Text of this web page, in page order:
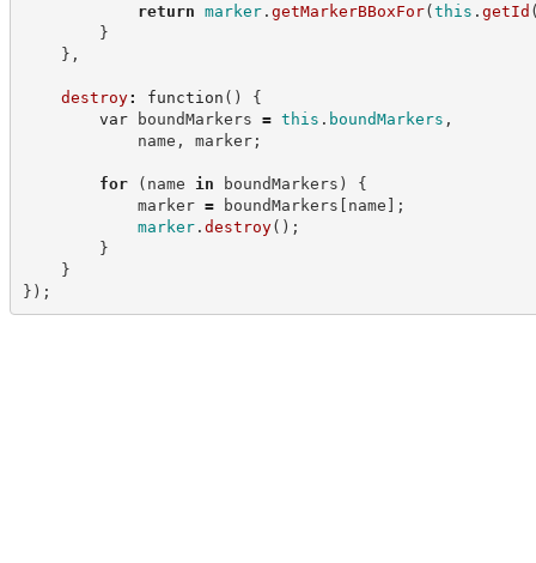
return marker. getMarkerBBoxFor(this . getId
}
} ,
destroy: function ( )
{
var boundMarkers = this . boundMarkers ,
name , marker;
for ( name in boundMarkers )
{
marker = boundMarkers [ name ] ;
marker. destroy( ) ;
}
}
} ) ;